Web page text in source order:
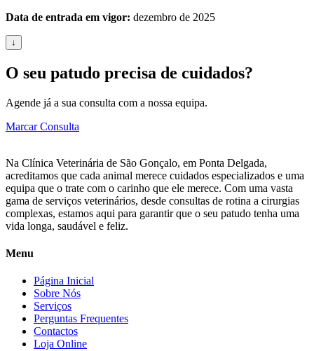
Data de entrada em vigor: dezembro de 2025
↓
O seu patudo precisa de cuidados?
Agende já a sua consulta com a nossa equipa.
Marcar Consulta
Na Clínica Veterinária de São Gonçalo, em Ponta Delgada,
acreditamos que cada animal merece cuidados especializados e uma
equipa que o trate com o carinho que ele merece. Com uma vasta
gama de serviços veterinários, desde consultas de rotina a cirurgias
complexas, estamos aqui para garantir que o seu patudo tenha uma
vida longa, saudável e feliz.
Menu
Página Inicial
Sobre Nós
Serviços
Perguntas Frequentes
Contactos
Loja Online